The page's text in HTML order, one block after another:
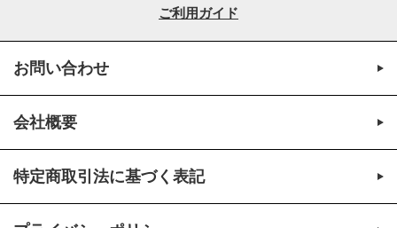
ご利用ガイド
お問い合わせ
会社概要
特定商取引法に基づく表記